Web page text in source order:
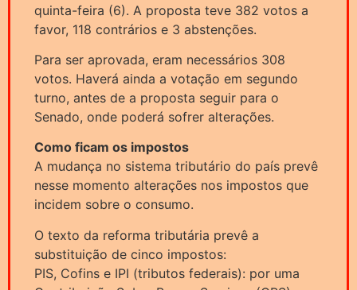
quinta-feira (6). A proposta teve 382 votos a
favor, 118 contrários e 3 abstenções.
Para ser aprovada, eram necessários 308
votos. Haverá ainda a votação em segundo
turno, antes de a proposta seguir para o
Senado, onde poderá sofrer alterações.
Como ficam os impostos
A mudança no sistema tributário do país prevê
nesse momento alterações nos impostos que
incidem sobre o consumo.
O texto da reforma tributária prevê a
substituição de cinco impostos:
PIS, Cofins e IPI (tributos federais): por uma